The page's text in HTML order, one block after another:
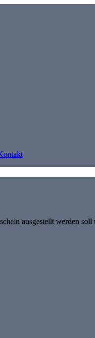
ausgestellt werden